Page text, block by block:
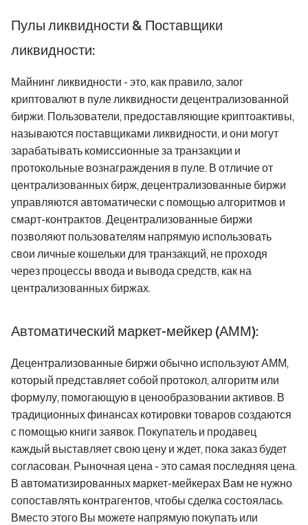
Пулы ликвидности & Поставщики
ликвидности:
Майнинг ликвидности - это, как правило, залог
криптовалют в пуле ликвидности децентрализованной
биржи. Пользователи, предоставляющие криптоактивы,
называются поставщиками ликвидности, и они могут
зарабатывать комиссионные за транзакции и
протокольные вознаграждения в пуле. В отличие от
централизованных бирж, децентрализованные биржи
управляются автоматически с помощью алгоритмов и
смарт-контрактов. Децентрализованные биржи
позволяют пользователям напрямую использовать
свои личные кошельки для транзакций, не проходя
через процессы ввода и вывода средств, как на
централизованных биржах.
Автоматический маркет-мейкер (АММ):
Децентрализованные биржи обычно используют АММ,
который представляет собой протокол, алгоритм или
формулу, помогающую в ценообразовании активов. В
традиционных финансах котировки товаров создаются
с помощью книги заявок. Покупатель и продавец
каждый выставляет свою цену и ждет, пока заказ будет
согласован. Рыночная цена - это самая последняя цена.
В автоматизированных маркет-мейкерах Вам не нужно
сопоставлять контрагентов, чтобы сделка состоялась.
Вместо этого Вы можете напрямую покупать или